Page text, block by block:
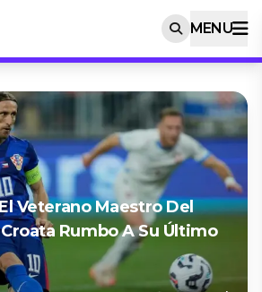
MENU
Veterano Maestro Del
Rumbo A Su Último